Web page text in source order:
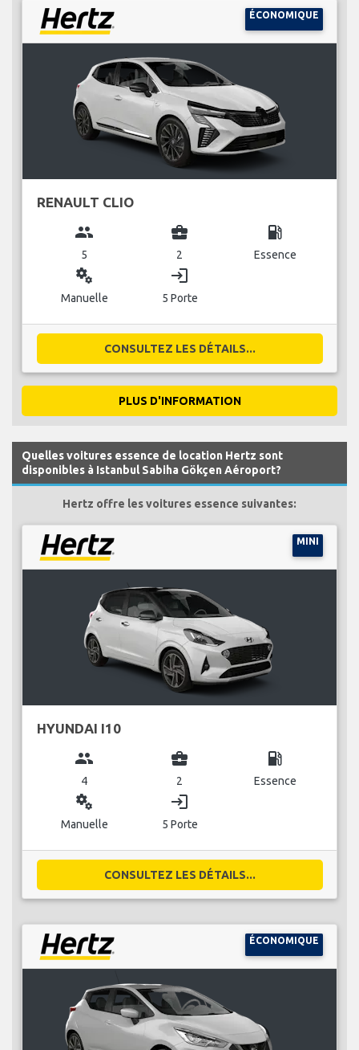
ÉCONOMIQUE
RENAULT CLIO
group
5
business_center
2
local_gas_station
Essence
miscellaneous_services
Manuelle
login
5 Porte
CONSULTEZ LES DÉTAILS...
PLUS D'INFORMATION
Quelles voitures essence de location Hertz sont
disponibles à Istanbul Sabiha Gökçen Aéroport?
Hertz offre les voitures essence suivantes:
MINI
HYUNDAI I10
group
4
business_center
2
local_gas_station
Essence
miscellaneous_services
Manuelle
login
5 Porte
CONSULTEZ LES DÉTAILS...
ÉCONOMIQUE